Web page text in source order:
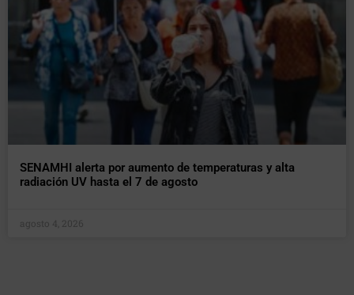
SENAMHI alerta por aumento de temperaturas y alta
radiación UV hasta el 7 de agosto
agosto 4, 2026